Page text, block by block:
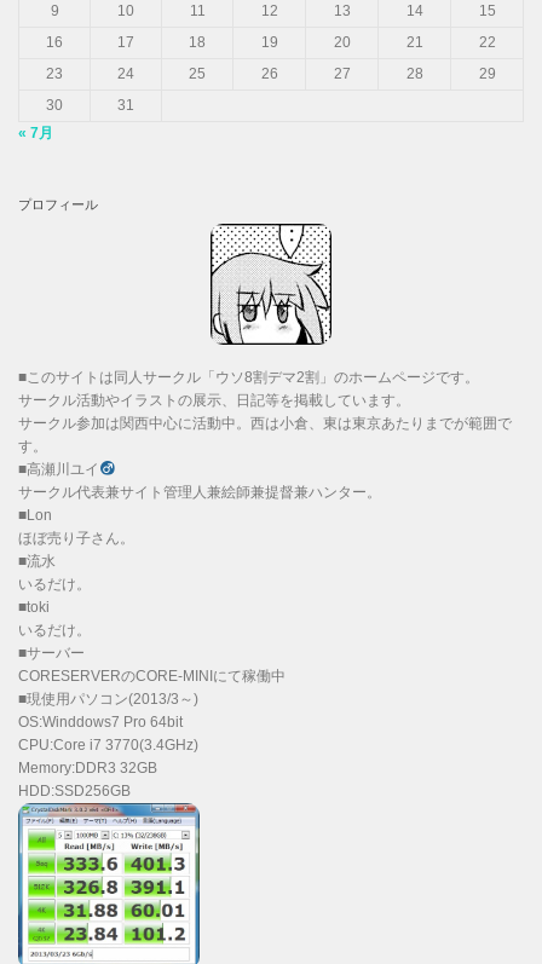
9
10 11 12 13 14
15
16
17 18 19 20 21
22
23
24 25 26 27 28
29
30
31
« 7月
プロフィール
■このサイトは同人サークル「ウソ8割デマ2割」のホームページです。
サークル活動やイラストの展示、日記等を掲載しています。
サークル参加は関西中心に活動中。西は小倉、東は東京あたりまでが範囲で
す。
■高瀬川ユイ
サークル代表兼サイト管理人兼絵師兼提督兼ハンター。
■Lon
ほぼ売り子さん。
■流水
いるだけ。
■toki
いるだけ。
■サーバー
CORESERVERのCORE-MINIにて稼働中
■現使用パソコン(2013/3～)
OS:Winddows7 Pro 64bit
CPU:Core i7 3770(3.4GHz)
Memory:DDR3 32GB
HDD:SSD256GB